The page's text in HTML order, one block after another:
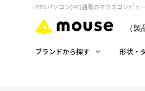
BTOパソコン(PC)通販のマウスコンピュ
（
ブランドから探す 形状・